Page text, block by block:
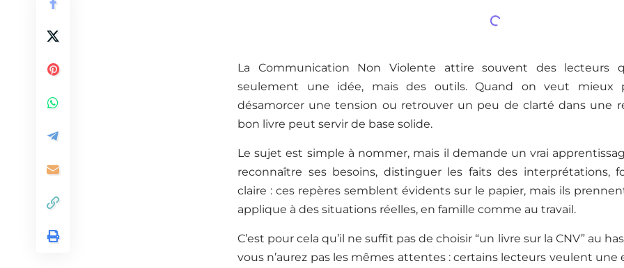
La Communication Non Violente attire souvent des lecteurs
seulement une idée, mais des outils. Quand on veut mieux
désamorcer une tension ou retrouver un peu de clarté dans une
bon livre peut servir de base solide.
Le sujet est simple à nommer, mais il demande un vrai
reconnaître ses besoins, distinguer les faits des interprétations,
claire : ces repères semblent évidents sur le papier, mais ils
applique à des situations réelles, en famille comme au travail.
C’est pour cela qu’il ne suffit pas de choisir “un livre sur la CNV” au
vous n’aurez pas les mêmes attentes : certains lecteurs veulent une